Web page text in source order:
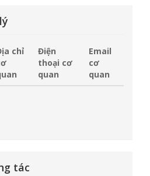
chỉ
Điện
thoại cơ
quan
Email
cơ
quan
tác